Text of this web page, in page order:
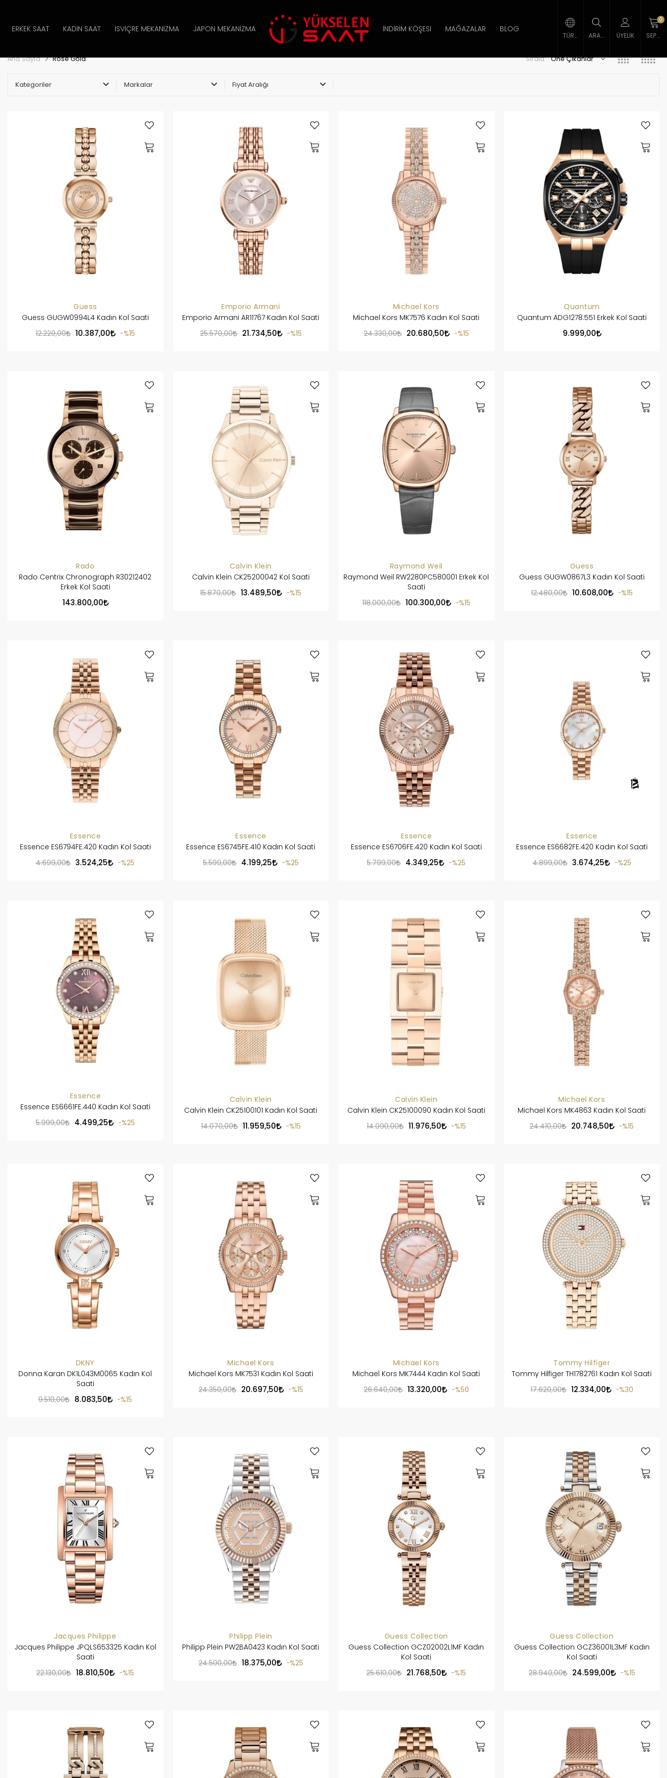
ERKEK SAAT KADIN SAAT İSVIÇRE MEKANIZMA JAPON MEKANIZMA İNDIRIM KÖŞESI MAĞAZALAR BLOG
ÜYELIK
0
Ana Sayfa Rose Gold Sırala
Kategoriler Markalar Fiyat Aralığı
Guess
Guess GUGW0994L4 Kadın Kol Saati
12.220,00 10.387,00 %15
Emporio Armani
Emporio Armani AR11767 Kadın Kol Saati
25.570,00 21.734,50 %15
Michael Kors
Michael Kors MK7576 Kadın Kol Saati
24.330,00 20.680,50 %15
Quantum
Quantum ADG1278.551 Erkek Kol Saati
9.999,00
Rado
Rado Centrix Chronograph R30212402
Erkek Kol Saati
143.800,00
Calvin Klein
Calvin Klein CK25200042 Kol Saati
15.870,00 13.489,50 %15
Raymond Weil
Raymond Weil RW2280PC580001 Erkek Kol
Saati
118.000,00 100.300,00 %15
Guess
Guess GUGW0867L3 Kadın Kol Saati
12.480,00 10.608,00 %15
Essence
Essence ES6794FE.420 Kadın Kol Saati
4.699,00 3.524,25 %25
Essence
Essence ES6745FE.410 Kadın Kol Saati
5.599,00 4.199,25 %25
Essence
Essence ES6706FE.420 Kadın Kol Saati
5.799,00 4.349,25 %25
Essence
Essence ES6682FE.420 Kadın Kol Saati
4.899,00 3.674,25 %25
Essence
Essence ES6661FE.440 Kadın Kol Saati
5.999,00 4.499,25 %25
Calvin Klein
Calvin Klein CK25100101 Kadın Kol Saati
14.070,00 11.959,50 %15
Calvin Klein
Calvin Klein CK25100090 Kadın Kol Saati
14.090,00 11.976,50 %15
Michael Kors
Michael Kors MK4863 Kadın Kol Saati
24.410,00 20.748,50 %15
DKNY
Donna Karan DK1L043M0065 Kadın Kol
Saati
9.510,00 8.083,50 %15
Michael Kors
Michael Kors MK7531 Kadın Kol Saati
24.350,00 20.697,50 %15
Michael Kors
Michael Kors MK7444 Kadın Kol Saati
26.640,00 13.320,00 %50
Tommy Hilfiger
Tommy Hilfiger TH1782761 Kadın Kol Saati
17.620,00 12.334,00 %30
Jacques Philippe
Jacques Philippe JPQLS653325 Kadın Kol
Saati
22.130,00 18.810,50 %15
Philipp Plein
Philipp Plein PW2BA0423 Kadın Kol Saati
24.500,00 18.375,00 %25
Guess Collection
Guess Collection GCZ02002L1MF Kadın
Kol Saati
25.610,00 21.768,50 %15
Guess Collection
Guess Collection GCZ36001L3MF Kadın
Kol Saati
28.940,00 24.599,00 %15